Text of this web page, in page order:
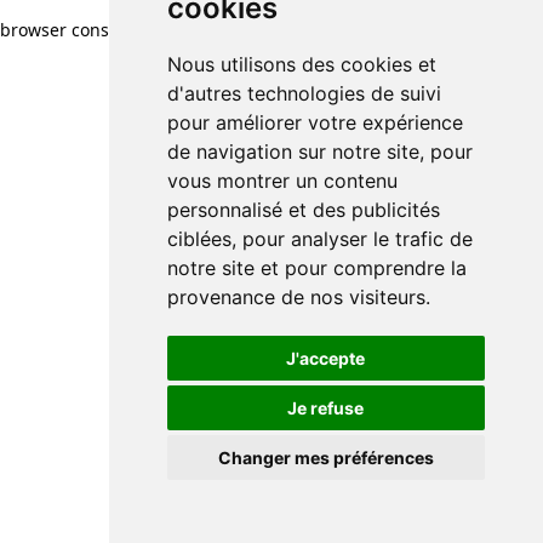
cookies
Nous utilisons des cookies et
d'autres technologies de suivi
pour améliorer votre expérience
de navigation sur notre site, pour
vous montrer un contenu
personnalisé et des publicités
ciblées, pour analyser le trafic de
notre site et pour comprendre la
provenance de nos visiteurs.
J'accepte
Je refuse
Changer mes préférences
browser console for more information)